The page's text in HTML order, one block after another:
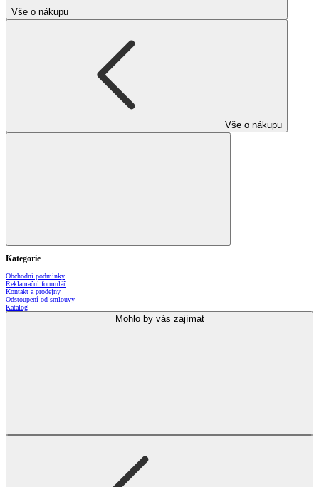
Vše o nákupu
Vše o nákupu
Kategorie
Obchodní podmínky
Reklamační formulář
Kontakt a prodejny
Odstoupení od smlouvy
Katalog
Mohlo by vás zajímat